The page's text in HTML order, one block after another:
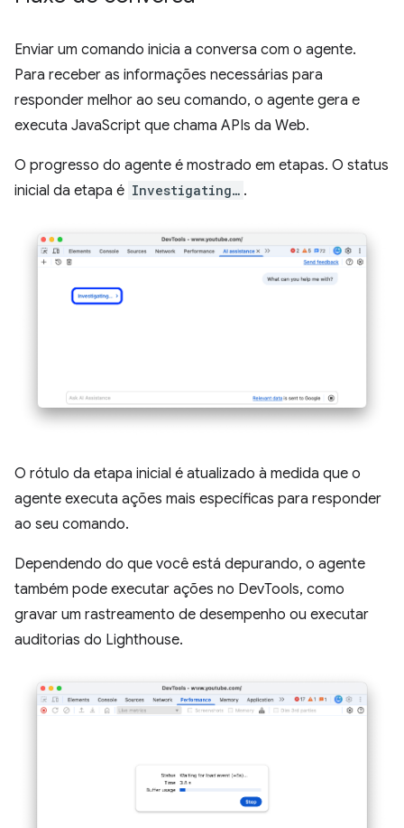
Enviar um comando inicia a conversa com o agente.
Para receber as informações necessárias para
responder melhor ao seu comando, o agente gera e
executa JavaScript que chama APIs da Web.
O progresso do agente é mostrado em etapas. O status
inicial da etapa é Investigating… .
O rótulo da etapa inicial é atualizado à medida que o
agente executa ações mais específicas para responder
ao seu comando.
Dependendo do que você está depurando, o agente
também pode executar ações no DevTools, como
gravar um rastreamento de desempenho ou executar
auditorias do Lighthouse.